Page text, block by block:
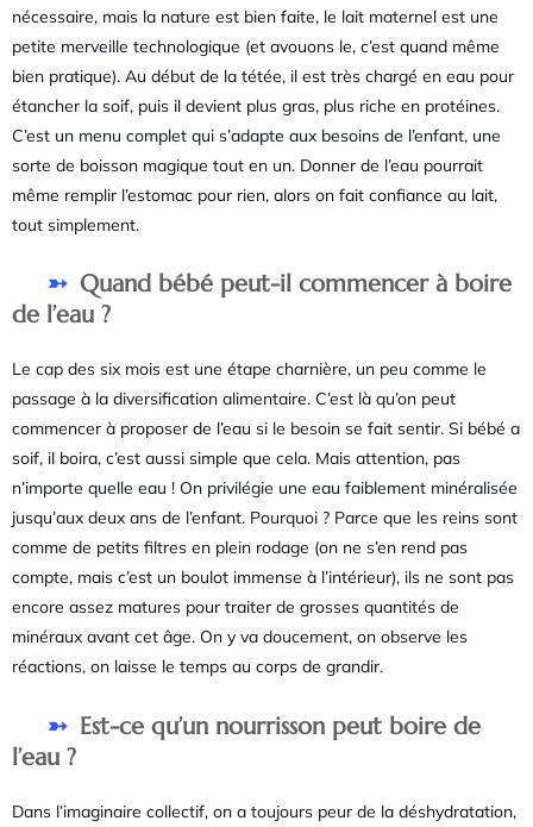
nécessaire, mais la nature est bien faite, le lait maternel est une
petite merveille technologique (et avouons le, c’est quand même
bien pratique). Au début de la tétée, il est très chargé en eau pour
étancher la soif, puis il devient plus gras, plus riche en protéines.
C’est un menu complet qui s’adapte aux besoins de l’enfant, une
sorte de boisson magique tout en un. Donner de l’eau pourrait
même remplir l’estomac pour rien, alors on fait confiance au lait,
tout simplement.
Quand bébé peut-il commencer à boire
de l’eau ?
Le cap des six mois est une étape charnière, un peu comme le
passage à la diversification alimentaire. C’est là qu’on peut
commencer à proposer de l’eau si le besoin se fait sentir. Si bébé a
soif, il boira, c’est aussi simple que cela. Mais attention, pas
n’importe quelle eau ! On privilégie une eau faiblement minéralisée
jusqu’aux deux ans de l’enfant. Pourquoi ? Parce que les reins sont
comme de petits filtres en plein rodage (on ne s’en rend pas
compte, mais c’est un boulot immense à l’intérieur), ils ne sont pas
encore assez matures pour traiter de grosses quantités de
minéraux avant cet âge. On y va doucement, on observe les
réactions, on laisse le temps au corps de grandir.
Est-ce qu’un nourrisson peut boire de
l’eau ?
Dans l’imaginaire collectif, on a toujours peur de la déshydratation,